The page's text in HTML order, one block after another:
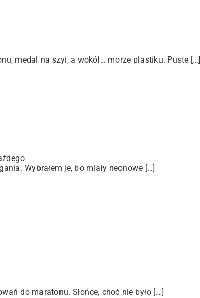
medal na szyi, a wokół… morze plastiku. Puste […]
Wybrałem je, bo miały neonowe […]
do maratonu. Słońce, choć nie było […]